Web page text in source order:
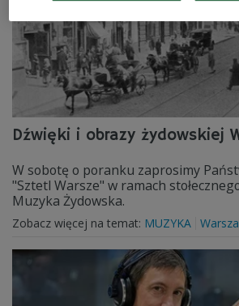
Dźwięki i obrazy żydowskiej
W sobotę o poranku zaprosimy
"Sztetl Warsze" w ramach
Muzyka Żydowska.
Zobacz więcej na temat: MUZYKA